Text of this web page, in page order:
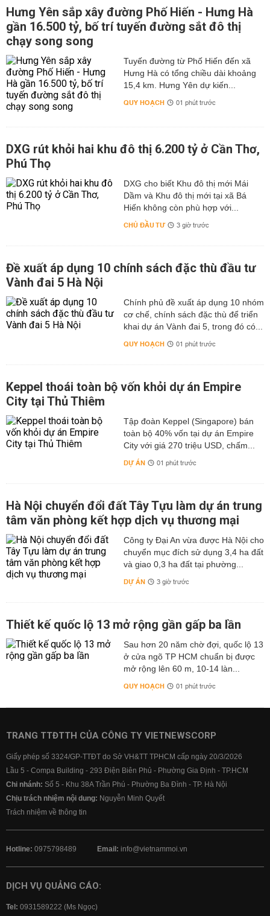
Hưng Yên sắp xây đường Phố Hiến - Hưng Hà
gần 16.500 tỷ, bố trí tuyến đường sắt đô thị
chạy song song
Tuyến đường từ Phố Hiến đến xã
Hưng Hà có tổng chiều dài khoảng
15,4 km. Hưng Yên dự kiến...
QUY HOẠCH 01 phút trước
DXG rút khỏi hai khu đô thị 6.200 tỷ ở Cần Thơ,
Phú Thọ
DXG cho biết Khu đô thị mới Mái
Dầm và Khu đô thị mới tại xã Bá
Hiến không còn phù hợp với...
CHỦ ĐẦU TƯ 3 giờ trước
Đề xuất áp dụng 10 chính sách đặc thù đầu tư
Vành đai 5 Hà Nội
Chính phủ đề xuất áp dụng 10 nhóm
cơ chế, chính sách đặc thù để triển
khai dự án Vành đai 5, trong đó có...
QUY HOẠCH 01 phút trước
Keppel thoái toàn bộ vốn khỏi dự án Empire
City tại Thủ Thiêm
Tập đoàn Keppel (Singapore) bán
toàn bộ 40% vốn tại dự án Empire
City với giá 270 triệu USD, chấm...
DỰ ÁN 01 phút trước
Hà Nội chuyển đổi đất Tây Tựu làm dự án trung
tâm văn phòng kết hợp dịch vụ thương mại
Công ty Đại An vừa được Hà Nội cho
chuyển mục đích sử dụng 3,4 ha đất
và giao 0,3 ha đất tại phường...
DỰ ÁN 3 giờ trước
Thiết kế quốc lộ 13 mở rộng gần gấp ba lần
Sau hơn 20 năm chờ đợi, quốc lộ 13
ở cửa ngõ TP HCM chuẩn bị được
mở rộng lên 60 m, 10-14 làn...
QUY HOẠCH 01 phút trước
TRANG TTĐTTH CỦA CÔNG TY VIETNEWSCORP
Giấy phép số 3324/GP-TTĐT do Sở VH&TT TPHCM cấp ngày 20/3/2026
Lầu 5 - Compa Building - 293 Điện Biên Phủ - Phường Gia Định - TP.HCM
Chi nhánh: Số 5 - Khu 38A Trần Phú - Phường Ba Đình - TP. Hà Nội
Chịu trách nhiệm nội dung: Nguyễn Minh Quyết
Trách nhiệm về thông tin
Hotline: 0975798489 Email: info@vietnammoi.vn
DỊCH VỤ QUẢNG CÁO:
Tel: 0931589222 (Ms Ngọc)